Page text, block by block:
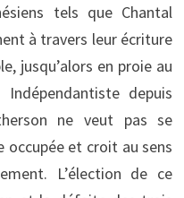
tels que Chantal
à travers leur écriture
jusqu’alors en proie au
depuis
ne veut pas se
occupée et croit au sens
L’élection de ce